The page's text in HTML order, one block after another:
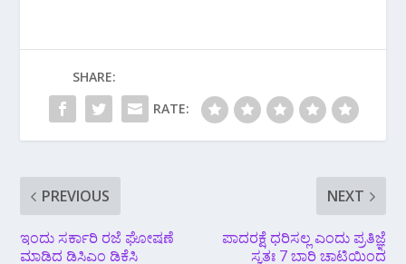
SHARE:
RATE:
PREVIOUS
ಇಂದು‌ ಸರ್ಕಾರಿ ರಜೆ ಘೋಷಣೆ‌
ಮಾಡಿದ ಡಿಸಿಎಂ ಡಿಕೆಸಿ
NEXT
ಪಾದರಕ್ಷೆ ಧರಿಸಲ್ಲ ಎಂದು ಪ್ರತಿಜ್ಞೆ
ಸ್ವತಃ 7 ಬಾರಿ ಚಾಟಿಯಿಂದ